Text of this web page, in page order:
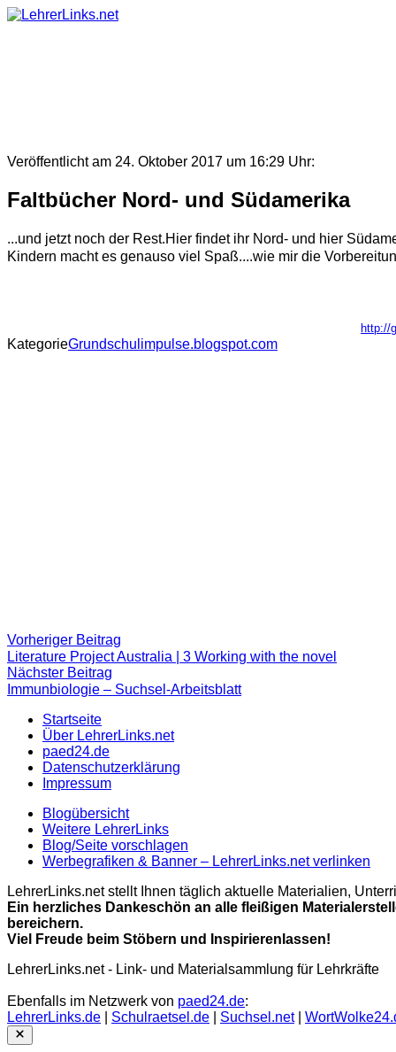
Skip
Veröffentlicht am 24. Oktober 2017 um 16:29 Uhr:
Faltbücher Nord- und Südamerika
...und jetzt noch der Rest.Hier findet ihr Nord- und hier
Kindern macht es genauso viel Spaß....wie mir die
http://
KategorieGrundschulimpulse.blogspot.com
Beitragsnavigation
Vorheriger Beitrag
Beitrag:
Literature Project Australia | 3 Working with the novel
Nächster Beitrag
Beitrag
Immunbiologie – Suchsel-Arbeitsblatt
Startseite
Über LehrerLinks.net
paed24.de
Datenschutzerklärung
Impressum
Blogübersicht
Weitere LehrerLinks
Blog/Seite vorschlagen
Werbegrafiken & Banner – LehrerLinks.net verlinken
LehrerLinks.net stellt Ihnen täglich aktuelle Materialien,
Ein herzliches Dankeschön an alle fleißigen
bereichern.
Viel Freude beim Stöbern und Inspirierenlassen!
LehrerLinks.net - Link- und Materialsammlung für Lehrkräfte
Ebenfalls im Netzwerk von paed24.de:
LehrerLinks.de
Schulraetsel.de Suchsel.net|
Close